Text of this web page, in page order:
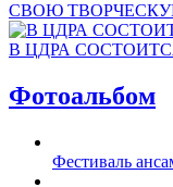
СВОЮ
В ЦДРА
Фотоальбом
Фестиваль